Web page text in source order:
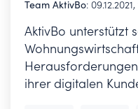
Team AktivBo:
AktivBo unterstützt
ihrer digitalen